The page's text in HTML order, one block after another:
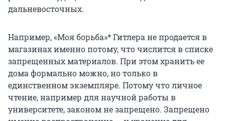
дальневосточных.
Например, «Моя борьба»* Гитлера не продается в
магазинах именно потому, что числится в списке
запрещенных материалов. При этом хранить ее
дома формально можно, но только в
единственном экземпляре. Потому что личное
чтение, например для научной работы в
университете, законом не запрещено. Запрещено